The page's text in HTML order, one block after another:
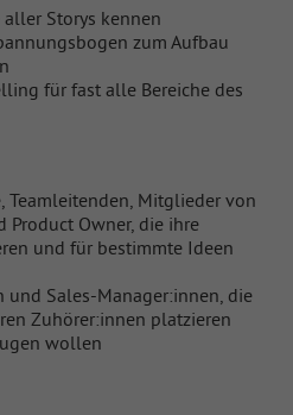
Storys kennen
zum Aufbau
für fast alle Bereiche des
Teamleitenden, Mitglieder von
Owner, die ihre
und für bestimmte Ideen
und Sales-Manager:innen, die
Zuhörer:innen platzieren
wollen